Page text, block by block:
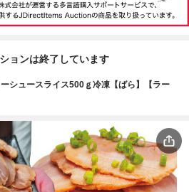
ョンは終了しています
シュースライス500ｇ冷凍【ばら】【ラー